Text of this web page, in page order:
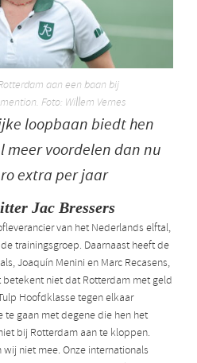
aan een baan bij
Foto: Willem Vernes
loopbaan biedt hen
meer voordelen dan nu
extra per jaar
Jac Bressers
van het Nederlands elftal,
trainingsgroep. Daarnaast heeft de
Joaquín Menini en Marc Recasens,
niet dat Rotterdam met geld
Hoofdklasse tegen elkaar
gaan met degene die hen het
bij Rotterdam aan te kloppen.
wij niet mee. Onze internationals